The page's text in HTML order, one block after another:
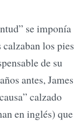
se imponía
los pies
de su
antes, James
calzado
en inglés) que